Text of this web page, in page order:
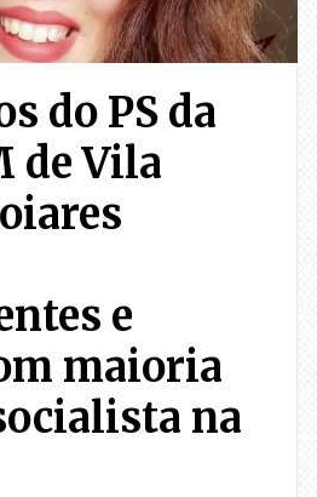
do PS da
de Vila
e
maioria
na